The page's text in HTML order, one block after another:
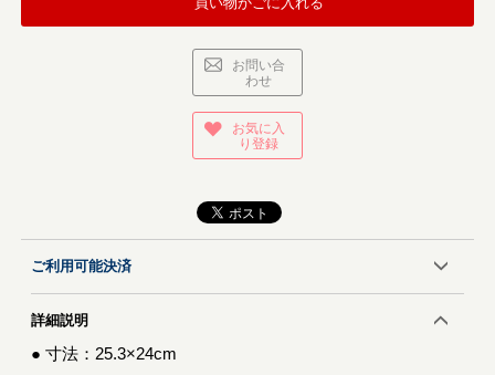
お問い合
わせ
お気に入
り登録
ご利用可能決済
詳細説明
● 寸法：25.3×24cm